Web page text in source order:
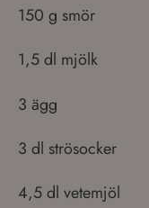
150 g smör
1,5 dl mjölk
3 ägg
3 dl strösocker
4,5 dl vetemjöl